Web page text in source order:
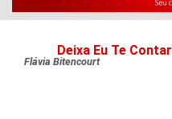
Deixa Eu Te Contar
Flávia Bitencourt